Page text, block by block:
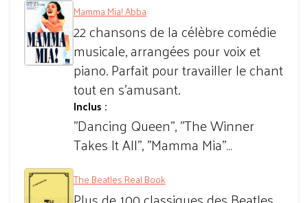
Mamma Mia! Abba
22 chansons de la célèbre comédie
musicale, arrangées pour voix et
piano. Parfait pour travailler le chant
tout en s'amusant.
Inclus :
"Dancing Queen", "The Winner
Takes It All", "Mamma Mia"…
The Beatles Real Book